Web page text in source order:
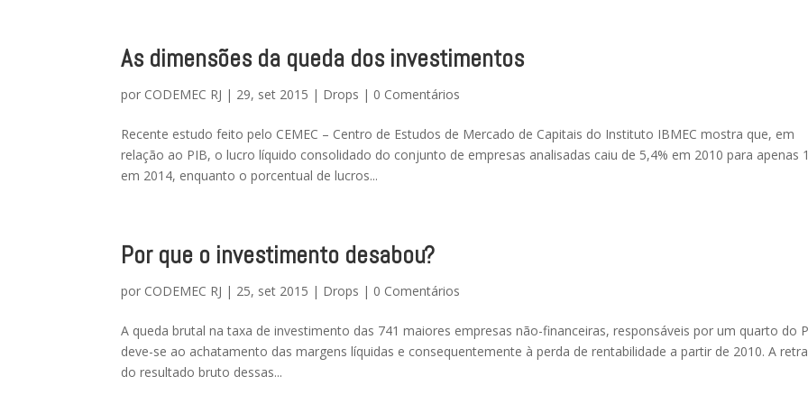
As dimensões da queda dos investimentos
por CODEMEC RJ | 29, set 2015 | Drops | 0 Comentários
Recente estudo feito pelo CEMEC – Centro de Estudos de Mercado de Capitais do Instituto IBMEC mostra que, em
relação ao PIB, o lucro líquido consolidado do conjunto de empresas analisadas caiu de 5,4% em 2010 para apenas
em 2014, enquanto o porcentual de lucros...
Por que o investimento desabou?
por CODEMEC RJ | 25, set 2015 | Drops | 0 Comentários
A queda brutal na taxa de investimento das 741 maiores empresas não-financeiras, responsáveis por um quarto do
deve-se ao achatamento das margens líquidas e consequentemente à perda de rentabilidade a partir de 2010. A
do resultado bruto dessas...